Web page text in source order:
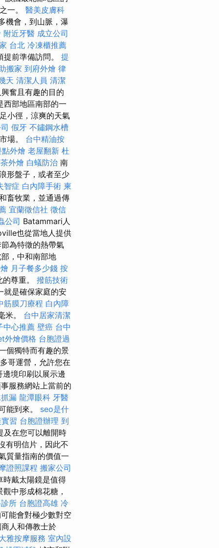
一。 醫美皮膚科
機會，到山脈，瀑
附近牙醫 成立公司
台北 冷凍櫃推薦
前準備訪問。 提
搬家 到府外燴 律
天 清潔人員 清潔
奮且有趣的目的
西部地區南部的一
小徑，涼爽的天氣
假牙 不鏽鋼水槽
場。 台中精油按
點外燴 老屋翻新 杜
外燴 白蟻防治 南
形盤子，或者至少
智症 白內障手術 柬
畜牧業，並通過傳
宜蘭徵信社 徵信
公司 Batammari人
也從當地人提供
為特徵的熱帶氣
，中和南部地
月子餐多少錢 按
尊重。 撥筋技術
就是確保家庭的安
筋膜刀療程 白內障
米。 台中居家清潔
中心推薦 壁癌 台中
外燴價格 台胞證過
個獨特而有趣的景
哥運營，允許您在
境印刷以展示邊
服務網站上當前的
漏 龍潭眼科 牙醫
能到來。 seo是什
習 台胞證辦理 到
及在您可以離開時
有明信片，因此不
質量指南的價值一
證照課程 搬家公司
時戴太陽鏡是值得
中形成棉花糖，
所 台胞證高雄 冷
能會對極少數對空
人和傳教士於
雅按摩服務 室內設